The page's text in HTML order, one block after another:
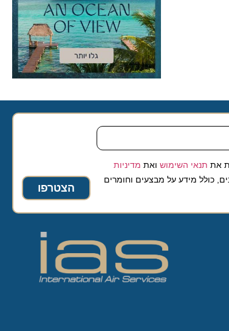
תנאי השימושואת מדיניות
מידע על מבצעים וחומרים
הצטרפו